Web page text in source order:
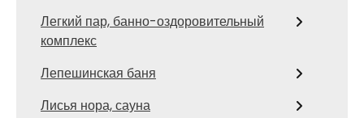
Легкий пар, банно-оздоровительный
комплекс
Лепешинская баня
Лисья нора, сауна